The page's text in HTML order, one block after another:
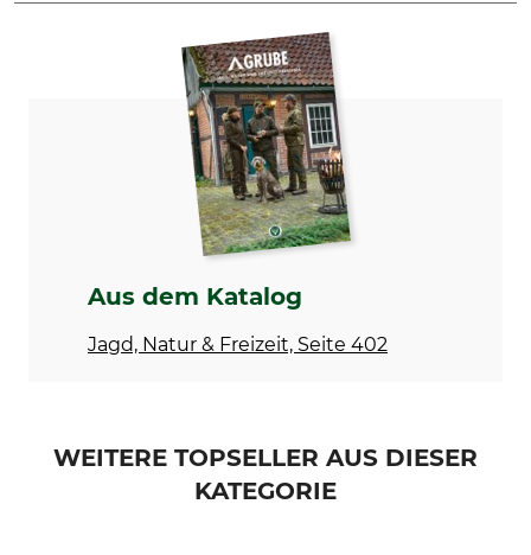
Produkttyp
Taschenmesser
Modellbezeichnung
Herstellung
Made in Switzerland
Breite
32 mm
Aus dem Katalog
Jagd, Natur & Freizeit, Seite 402
WEITERE TOPSELLER AUS DIESER
KATEGORIE